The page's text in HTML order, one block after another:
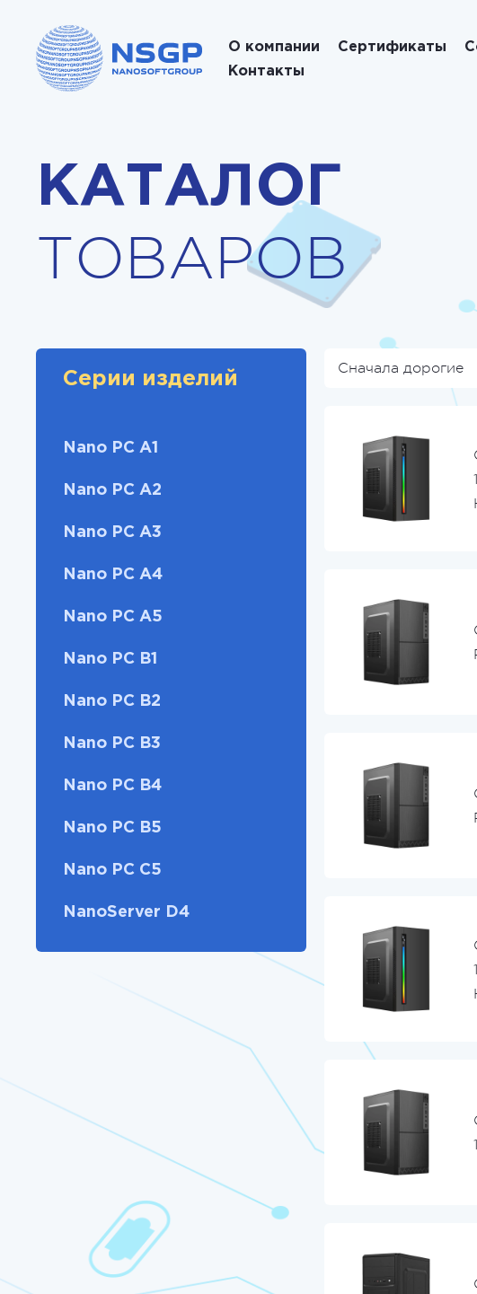
О компании Сертификаты
Контакты
КАТАЛОГ
ТОВАРОВ
Серии изделий
Nano PC A1
Nano PC A2
Nano PC A3
Nano PC A4
Nano PC A5
Nano PC B1
Nano PC B2
Nano PC B3
Nano PC B4
Nano PC B5
Nano PC C5
NanoServer D4
Сначала дорогие